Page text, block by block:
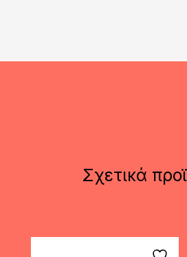
Σχετικά